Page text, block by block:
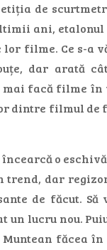
de
ani, etalonul
filme. Ce s-a
dar arată
facă filme
dintre filmul
o
trend, dar
de făcut. Să
un lucru nou.
Muntean făcea în